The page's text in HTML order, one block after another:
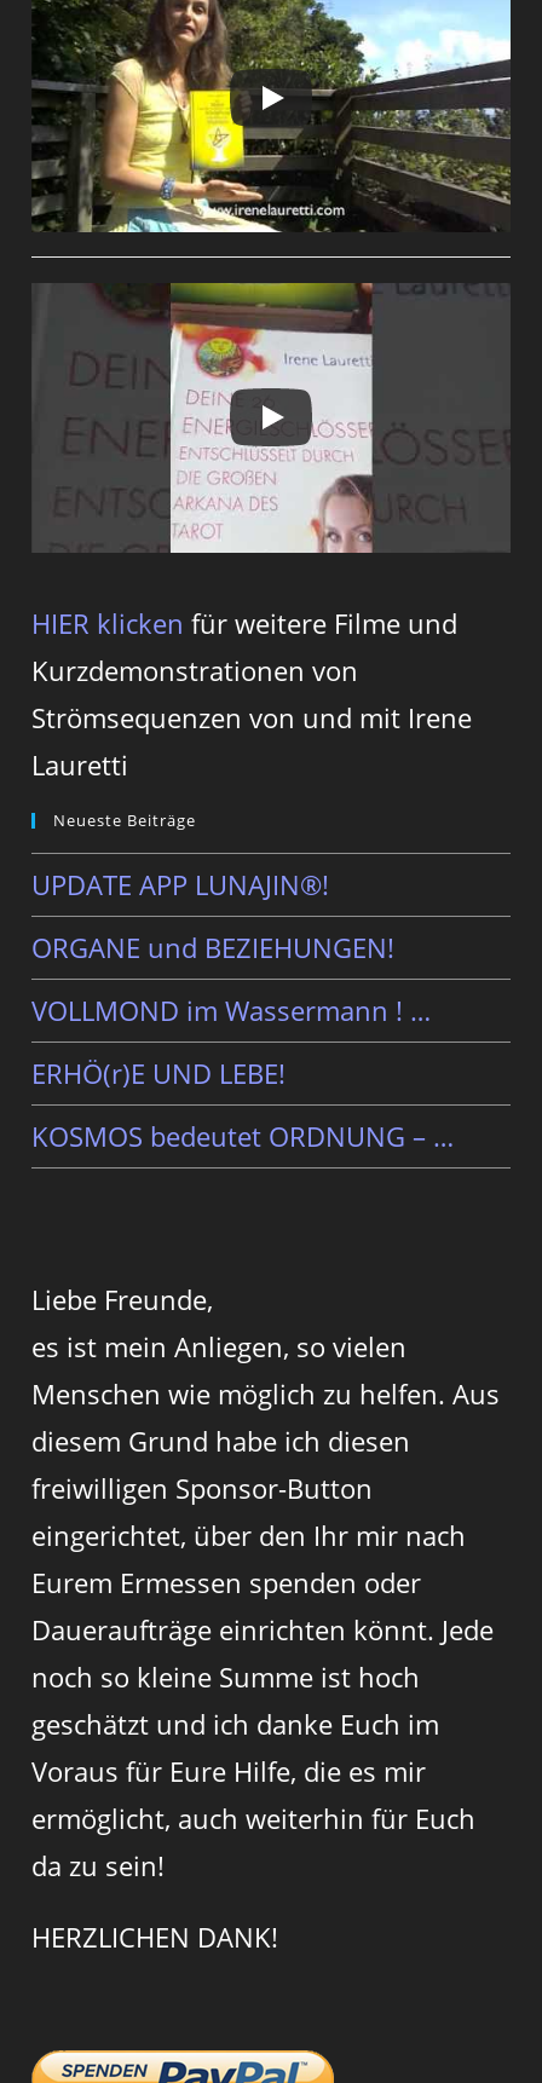
HIER klicken für weitere Filme und
Kurzdemonstrationen von
Strömsequenzen von und mit Irene
Lauretti
Neueste Beiträge
UPDATE APP LUNAJIN®!
ORGANE und BEZIEHUNGEN!
VOLLMOND im Wassermann ! …
ERHÖ(r)E UND LEBE!
KOSMOS bedeutet ORDNUNG – …
Liebe Freunde,
es ist mein Anliegen, so vielen
Menschen wie möglich zu helfen. Aus
diesem Grund habe ich diesen
freiwilligen Sponsor-Button
eingerichtet, über den Ihr mir nach
Eurem Ermessen spenden oder
Daueraufträge einrichten könnt. Jede
noch so kleine Summe ist hoch
geschätzt und ich danke Euch im
Voraus für Eure Hilfe, die es mir
ermöglicht, auch weiterhin für Euch
da zu sein!
HERZLICHEN DANK!